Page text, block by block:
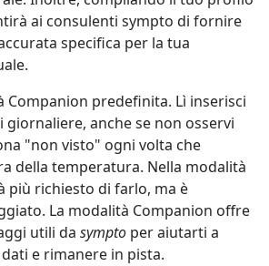
ai consulenti sympto di fornire
specifica per la tua
Companion predefinita. Lì inserisci
giornaliere, anche se non osservi
"non visto" ogni volta che
della temperatura. Nella modalità
più richiesto di farlo, ma è
La modalità Companion offre
utili da sympto per aiutarti a
e rimanere in pista.